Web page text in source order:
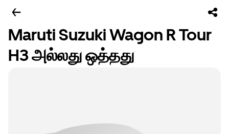
Maruti Suzuki Wagon R Tour
H3 அல்லது ஒத்தது